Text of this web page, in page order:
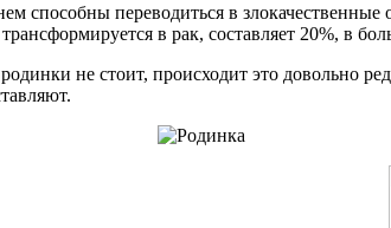
способны переводиться в
в рак, составляет 20%, в
не стоит, происходит это довольно